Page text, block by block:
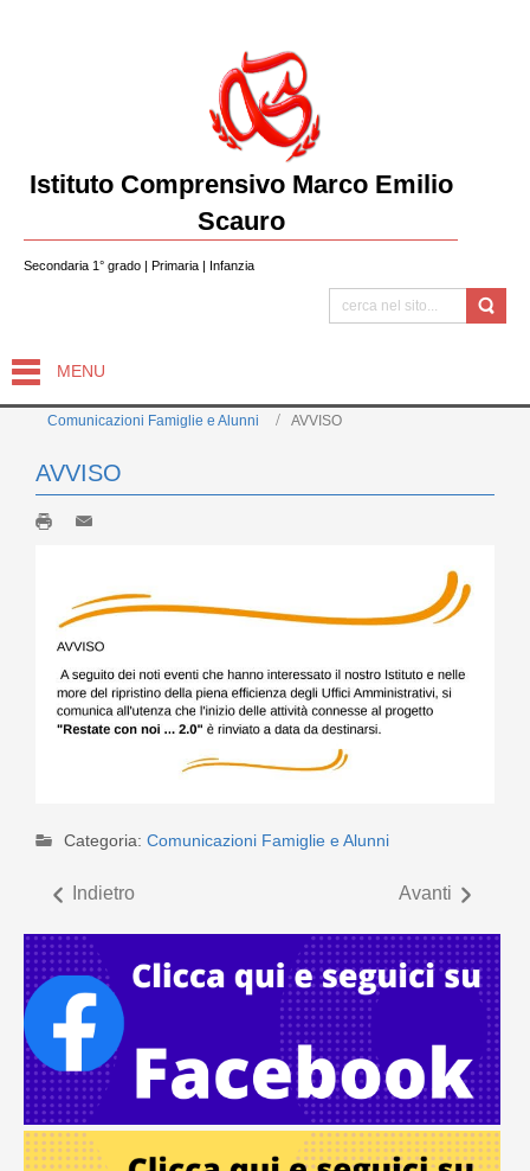
Istituto Comprensivo Marco Emilio
Scauro
Secondaria 1° grado | Primaria | Infanzia
MENU
Comunicazioni Famiglie e Alunni AVVISO
AVVISO
Categoria: Comunicazioni Famiglie e Alunni
Indietro Avanti